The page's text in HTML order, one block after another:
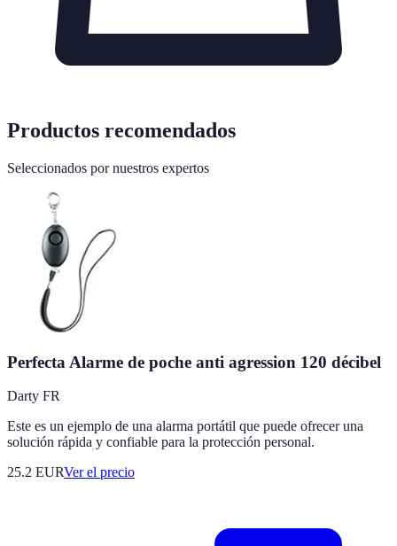
Productos recomendados
Seleccionados por nuestros expertos
Perfecta Alarme de poche anti agression 120 décibel
Darty FR
Este es un ejemplo de una alarma portátil que puede ofrecer una
solución rápida y confiable para la protección personal.
25.2 EURVer el precio